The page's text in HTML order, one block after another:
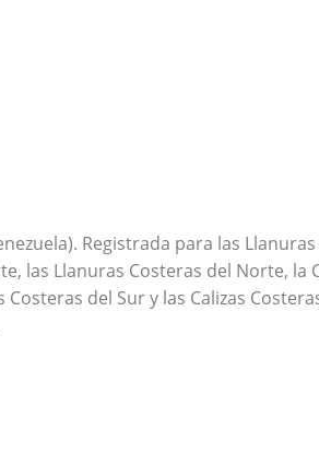
Registrada para las
las Llanuras Costeras del Norte,
del Sur y las Calizas